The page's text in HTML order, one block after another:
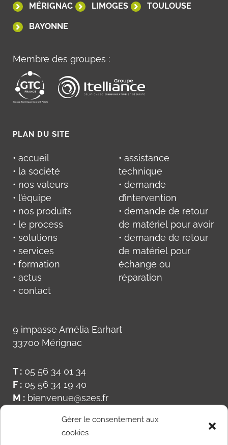
Gérer le consentement aux
cookies
MÉRIGNAC LIMOGES TOULOUSE
BAYONNE
Membre des groupes :
PLAN DU SITE
• accueil
• la société
• nos valeurs
• l’équipe
• nos produits
• le process
• solutions
• services
• formation
• actus
• contact
• assistance
technique
• demande
d’intervention
• demande de retour
de matériel pour avoir
• demande de retour
de matériel pour
échange ou
réparation
9 impasse Amélia Earhart
33700 Mérignac
T : 05 56 34 01 34
F : 05 56 34 19 40
M : bienvenue@s2es.fr